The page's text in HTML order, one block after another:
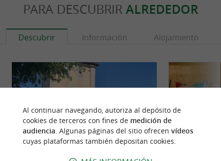
PARA DESCUBRIR ALREDEDOR
Descubrir Información Alojamiento
Al continuar navegando, autoriza al depósito de
cookies de terceros con fines de medición de
audiencia. Algunas páginas del sitio ofrecen vídeos
cuyas plataformas también depositan cookies.